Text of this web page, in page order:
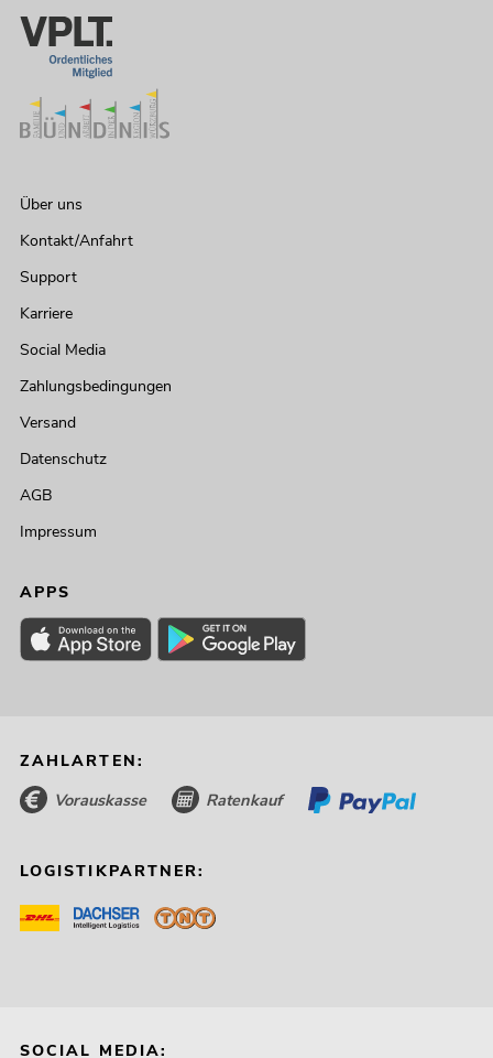
Über uns
Kontakt/Anfahrt
Support
Karriere
Social Media
Zahlungsbedingungen
Versand
Datenschutz
AGB
Impressum
APPS
ZAHLARTEN:
Vorauskasse Ratenkauf
LOGISTIKPARTNER:
SOCIAL MEDIA: